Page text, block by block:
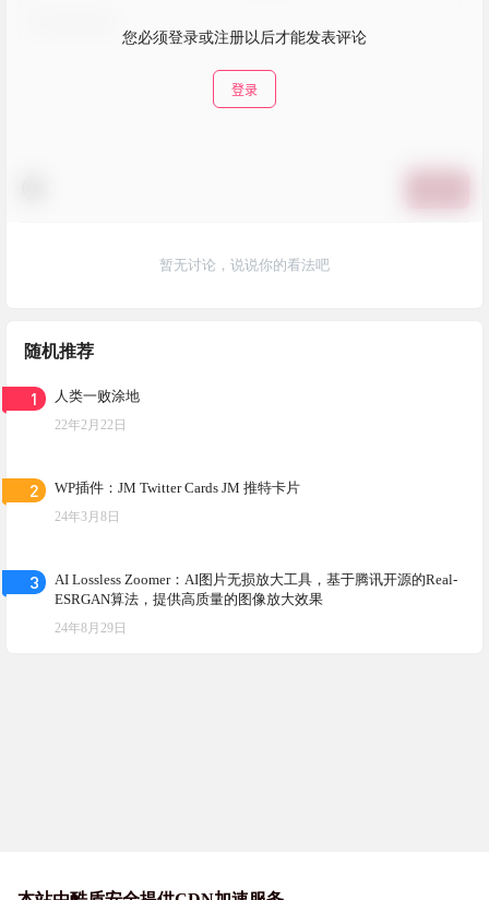
您必须登录或注册以后才能发表评论
登录
暂无讨论，说说你的看法吧
随机推荐
1 人类一败涂地
22年2月22日
2 WP插件：JM Twitter Cards JM 推特卡片
24年3月8日
3
AI Lossless Zoomer：AI图片无损放大工具，基于腾讯开源的Real-
ESRGAN算法，提供高质量的图像放大效果
24年8月29日